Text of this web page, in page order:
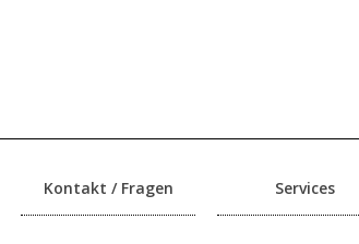
Kontakt / Fragen Services